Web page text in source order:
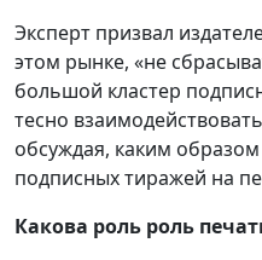
Эксперт призвал
этом рынке, «не
большой кластер
тесно
обсуждая, каким
подписных тиражей на
Какова роль роль